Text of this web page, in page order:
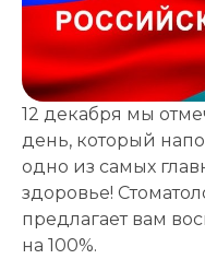
на
12 декабря мы
день, который
одно из самых
здоровье!
предлагает вам
на 100%.